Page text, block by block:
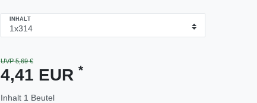
INHALT
UVP 5,69 €
4,41 EUR *
Inhalt 1 Beutel